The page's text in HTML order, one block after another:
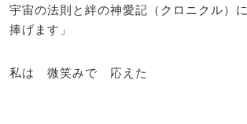
宇宙の法則と絆の神愛記（クロニクル）
捧げます」
私は 微笑みで 応えた